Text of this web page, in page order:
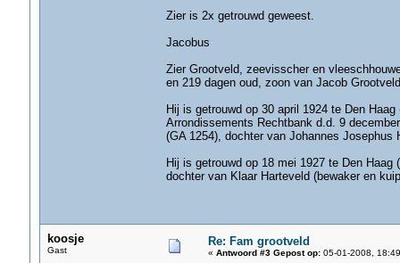
Zier is 2x getrouwd geweest.
Jacobus
Zier Grootveld, zeevisscher en
en 219 dagen oud, zoon van Jacob
Hij is getrouwd op 30 april 1924 te Den
Arrondissements Rechtbank d.d. 9
(GA 1254), dochter van Johannes Josephus
Hij is getrouwd op 18 mei 1927 te Den
dochter van Klaar Harteveld (bewaker en
koosje
Gast
Re: Fam grootveld
« Antwoord #3 Gepost op:05-01-2008,